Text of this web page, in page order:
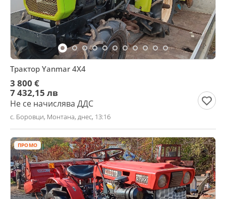
Трактор Yanmar 4X4
3 800 €
7 432,15 лв
Не се начислява ДДС
с. Боровци, Монтана, днес, 13:16
ПРОМО